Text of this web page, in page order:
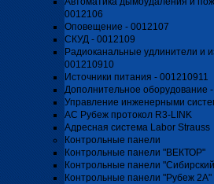
0012106
Оповещение - 0012107
СКУД - 0012109
Радиоканальные удлинители и
001210910
Источники питания - 001210911
Дополнительное оборудование
Управление инженерными
АС Рубеж протокол R3-LINK
Адресная система Labor Strauss
Контрольные панели
Контрольные панели "ВЕКТОР"
Контрольные панели
Контрольные панели "Рубеж 2А"